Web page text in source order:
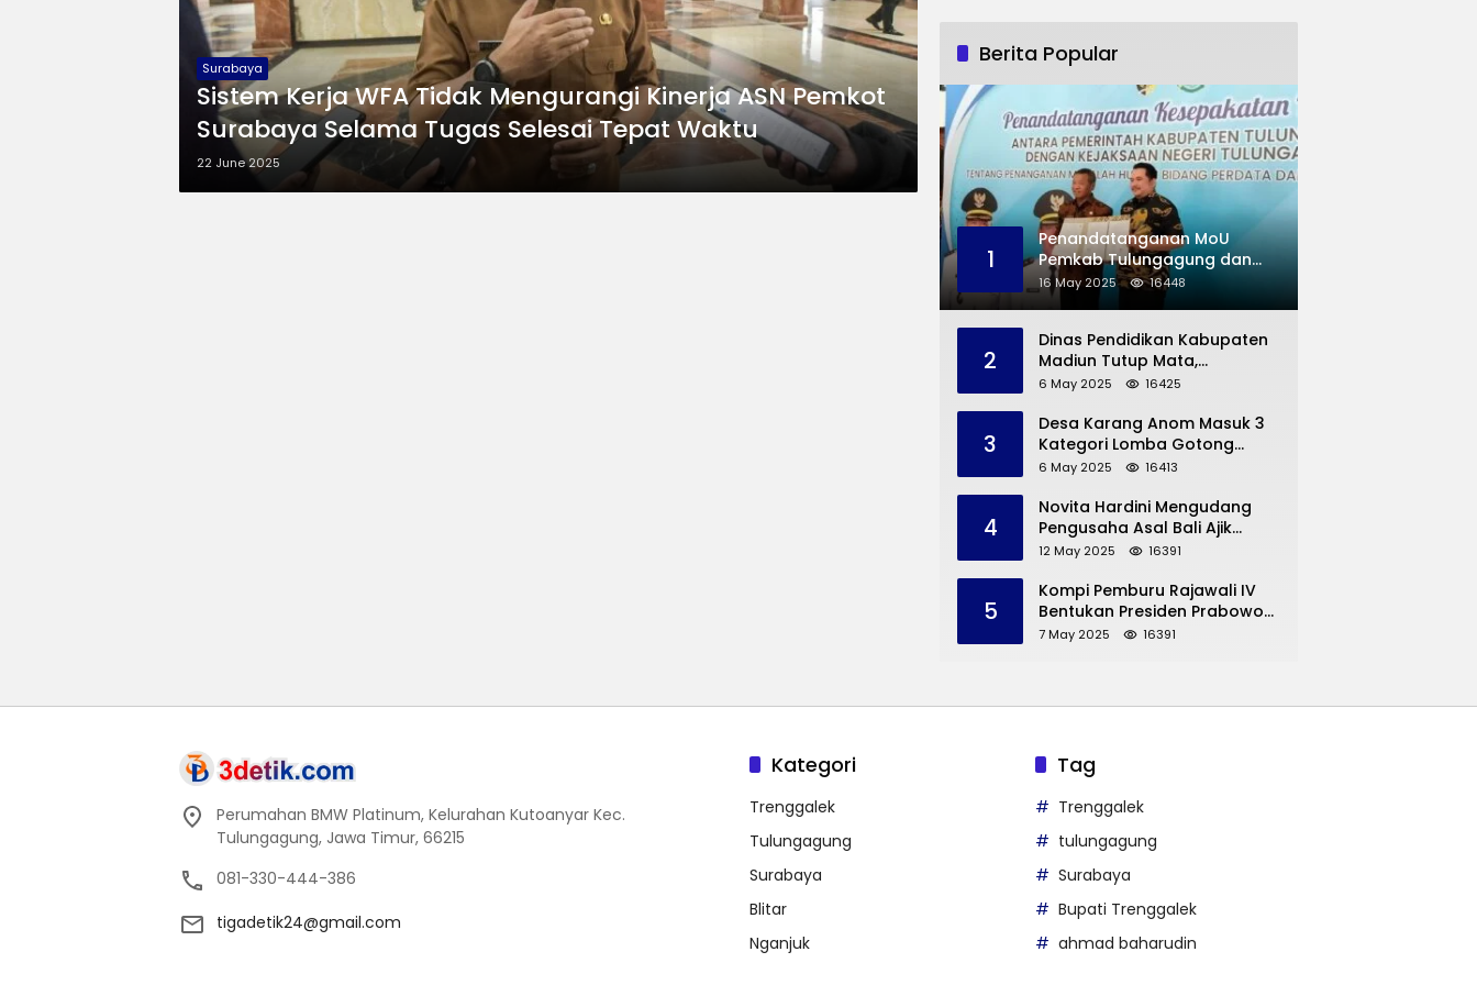
Surabaya
Sistem Kerja WFA Tidak Mengurangi Kinerja ASN Pemkot
Surabaya Selama Tugas Selesai Tepat Waktu
22 June 2025
Berita Popular
1
Penandatanganan MoU
Pemkab Tulungagung dan
Kejaksaan Negeri
16 May 2025 16448
2
Dinas Pendidikan Kabupaten
Madiun Tutup Mata,
Bangunan SD Roboh Kades
Dana Pribadi
6 May 2025 16425
3
Desa Karang Anom Masuk 3
Kategori Lomba Gotong
Royong Provinsi Jatim, Ini
Trenggalek
6 May 2025 16413
4
Novita Hardini Mengudang
Pengusaha Asal Bali Ajik
Krisna, Berbagi Ilmu
dan UMKM Trenggalek
12 May 2025 16391
5
Kompi Pemburu Rajawali IV
Bentukan Presiden Prabowo
Reuni
7 May 2025 16391
Perumahan BMW Platinum, Kelurahan Kutoanyar Kec.
Tulungagung, Jawa Timur, 66215
081-330-444-386
tigadetik24@gmail.com
Kategori
Trenggalek
Tulungagung
Surabaya
Blitar
Nganjuk
Tag
Trenggalek
tulungagung
Surabaya
Bupati Trenggalek
ahmad baharudin